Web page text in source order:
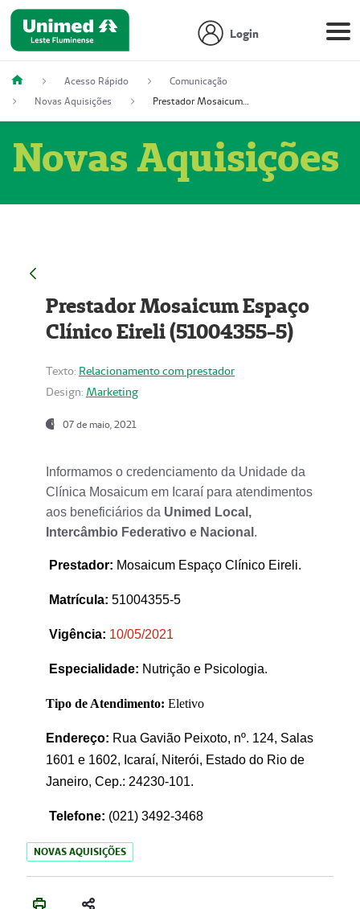
Login
Acesso Rápido
Comunicação
Novas Aquisições
Prestador Mosaicum Espaço Clínico Eireli (51004355-5)
Novas Aquisições
Prestador Mosaicum Espaço
Clínico Eireli (51004355-5)
Texto: Relacionamento com prestador
Design: Marketing
07 de maio, 2021
Informamos o credenciamento da Unidade da
Clínica Mosaicum em Icaraí para atendimentos
aos beneficiários da Unimed Local,
Intercâmbio Federativo e Nacional .
Prestador: Mosaicum Espaço Clínico Eireli.
Matrícula: 51004355-5
Vigência: 10/05/2021
Especialidade: Nutrição e Psicologia.
Tipo de Atendimento: Eletivo
Endereço: Rua Gavião Peixoto, nº. 124, Salas
1601 e 1602, Icaraí, Niterói, Estado do Rio de
Janeiro, Cep.: 24230-101.
Telefone: (021) 3492-3468
NOVAS AQUISIÇÕES